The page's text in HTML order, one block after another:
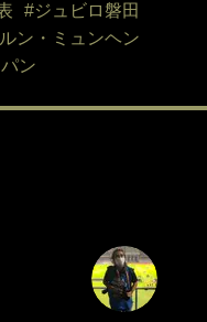
#ジュビロ磐田
ン・ミュンヘン
ン